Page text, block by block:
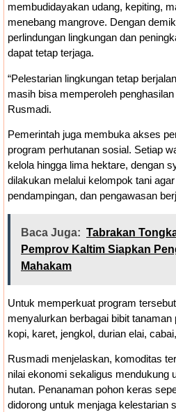
membudidayakan udang, kepiting,
menebang mangrove. Dengan
perlindungan lingkungan dan
dapat tetap terjaga.
“Pelestarian lingkungan tetap
masih bisa memperoleh
Rusmadi.
Pemerintah juga membuka akses
program perhutanan sosial. Setiap
kelola hingga lima hektare, dengan
dilakukan melalui kelompok tani
pendampingan, dan pengawasan
Baca Juga: Tabrakan
Pemprov Kaltim Siapkan
Mahakam
Untuk memperkuat program
menyalurkan berbagai bibit
kopi, karet, jengkol, durian elai,
Rusmadi menjelaskan, komoditas
nilai ekonomi sekaligus mendukung
hutan. Penanaman pohon keras
didorong untuk menjaga kelestarian